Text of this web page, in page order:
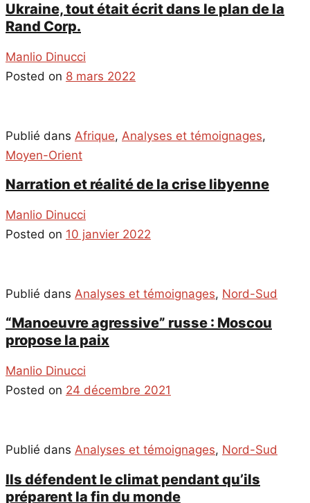
Ukraine, tout était écrit dans le plan de la
Rand Corp.
Manlio Dinucci
Posted on 8 mars 2022
Publié dans Afrique, Analyses et témoignages,
Moyen-Orient
Narration et réalité de la crise libyenne
Manlio Dinucci
Posted on 10 janvier 2022
Publié dans Analyses et témoignages, Nord-Sud
“Manoeuvre agressive” russe : Moscou
propose la paix
Manlio Dinucci
Posted on 24 décembre 2021
Publié dans Analyses et témoignages, Nord-Sud
Ils défendent le climat pendant qu’ils
préparent la fin du monde